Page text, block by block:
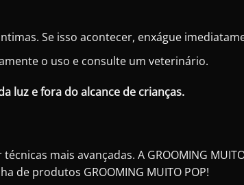
Se isso acontecer, enxágue
o uso e consulte um veterinário.
luz e fora do alcance de crianças.
mais avançadas. A GROOMING
de produtos GROOMING MUITO POP!